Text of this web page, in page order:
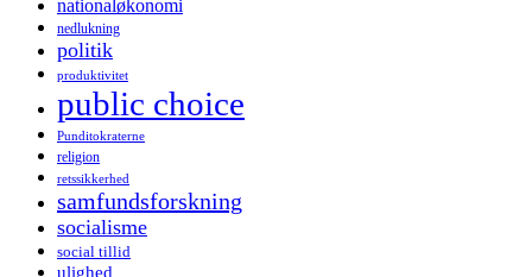
nationaløkonomi
nedlukning
politik
produktivitet
public choice
Punditokraterne
religion
retssikkerhed
samfundsforskning
socialisme
social tillid
ulighed